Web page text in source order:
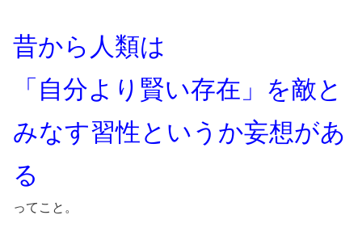
昔から人類は
「自分より賢い存在」を敵と
みなす習性というか妄想があ
る
ってこと。